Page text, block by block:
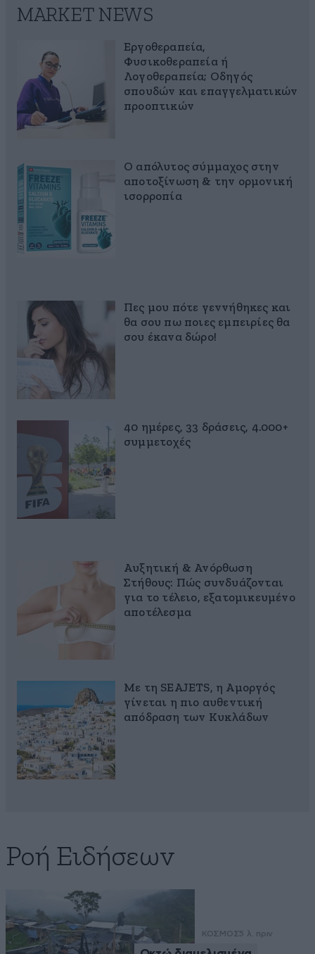
MARKET NEWS
Εργοθεραπεία,
Φυσικοθεραπεία ή
Λογοθεραπεία; Οδηγός
σπουδών και επαγγελματικών
προοπτικών
Ο απόλυτος σύμμαχος στην
αποτοξίνωση & την ορμονική
ισορροπία
Πες μου πότε γεννήθηκες και
θα σου πω ποιες εμπειρίες θα
σου έκανα δώρο!
40 ημέρες, 33 δράσεις, 4.000+
συμμετοχές
Αυξητική & Ανόρθωση
Στήθους: Πώς συνδυάζονται
για το τέλειο, εξατομικευμένο
αποτέλεσμα
Με τη SEAJETS, η Αμοργός
γίνεται η πιο αυθεντική
απόδραση των Κυκλάδων
Ροή Ειδήσεων
ΚΟΣΜΟΣ5 λ. πριν